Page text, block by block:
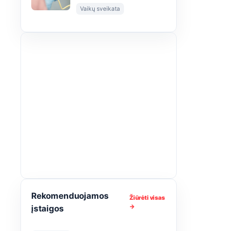
Vaikų sveikata
Rekomenduojamos
įstaigos
Žiūrėti visas
→